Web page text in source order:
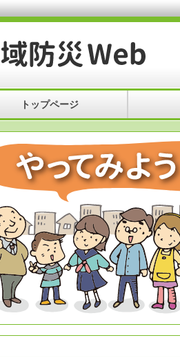
トップページ